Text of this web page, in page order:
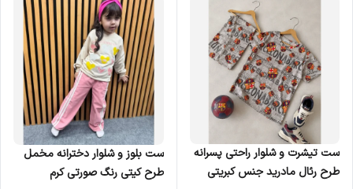
ست تیشرت و شلوار راحتی پسرانه
طرح رئال مادرید جنس کبریتی
ست بلوز و شلوار دخترانه مخمل
طرح کیتی رنگ صورتی کرم